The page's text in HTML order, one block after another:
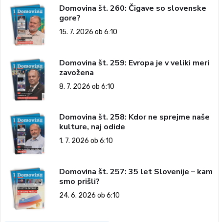
Domovina št. 260: Čigave so slovenske
gore?
15. 7. 2026 ob 6:10
Domovina št. 259: Evropa je v veliki meri
zavožena
8. 7. 2026 ob 6:10
Domovina št. 258: Kdor ne sprejme naše
kulture, naj odide
1. 7. 2026 ob 6:10
Domovina št. 257: 35 let Slovenije – kam
smo prišli?
24. 6. 2026 ob 6:10